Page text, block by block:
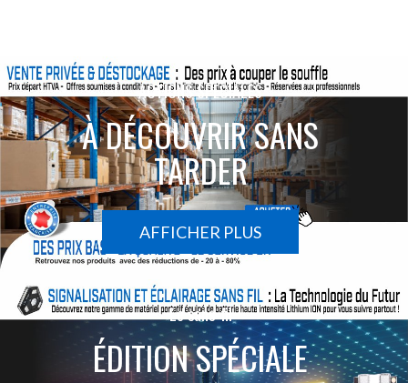
ACTIONS SPÉCIALES
À DÉCOUVRIR SANS
TARDER
AFFICHER PLUS
Le sans-fil
ÉDITION SPÉCIALE